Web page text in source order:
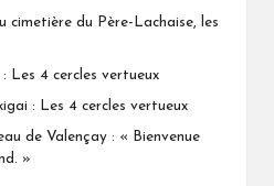
cimetière du Père-Lachaise, les
: Les 4 cercles vertueux
Ikigai : Les 4 cercles vertueux
de Valençay : « Bienvenue
»